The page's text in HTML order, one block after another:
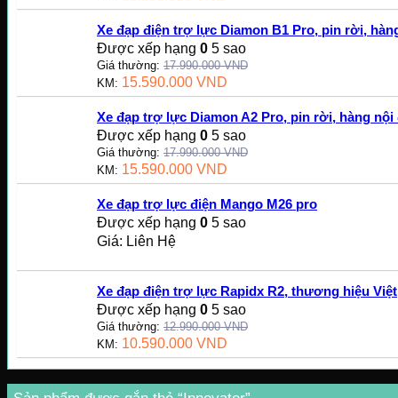
Xe đạp điện trợ lực Diamon B1 Pro, pin rời,
Được xếp hạng 0 5 sao
Giá thường: 17.990.000VND
KM: 15.590.000 VND
Xe đạp trợ lực Diamon A2 Pro, pin rời, hàng nội
Được xếp hạng 0 5 sao
Giá thường: 17.990.000VND
KM: 15.590.000 VND
Xe đạp trợ lực điện Mango M26 pro
Được xếp hạng 0 5 sao
Giá: Liên Hệ
Xe đạp điện trợ lực Rapidx R2, thương hiệu Việt
Được xếp hạng 0 5 sao
Giá thường: 12.990.000VND
KM: 10.590.000 VND